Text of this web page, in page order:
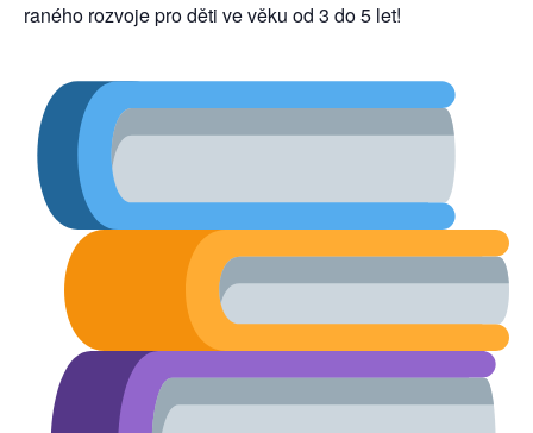
raného rozvoje pro děti ve věku od 3 do 5 let!